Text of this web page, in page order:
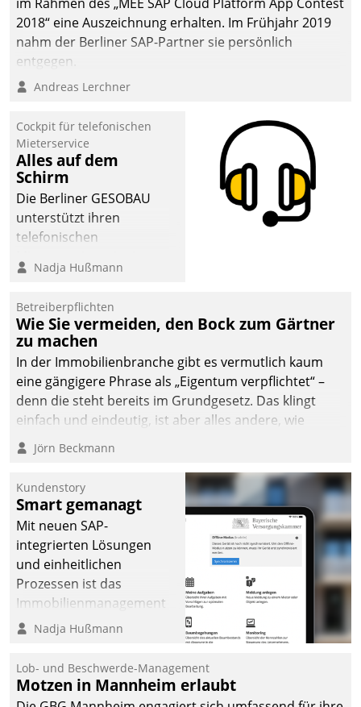
2018“ eine Auszeichnung erhalten. Im Frühjahr 2019
nahm der Berliner SAP-Partner sie persönlich
entgegen.
Andreas Lerchner
Cockpit für telefonischen
Mieterservice
Alles auf dem
Schirm
Die Berliner GESOBAU
unterstützt ihren
telefonischen
digitalen Cockpit, das
passende Fragen und
Schlagworte auswirft.
Eine intuitive
Dialogführung ermöglicht
dem externen
Serviceteam, Anrufe von
Mietenden zügiger und
effizienter zu bearbeiten.
Nadja Hußmann
Betreiberpflichten
Wie Sie vermeiden, den Bock zum Gärtner
zu machen
In der Immobilienbranche gibt es vermutlich kaum
eine gängigere Phrase als „Eigentum verpflichtet“ –
denn die steht bereits im Grundgesetz. Das klingt
einfach und eindeutig, ist aber alles andere, wie
Branchenbeschäftigte wissen. Denn mit der
Verantwortung folgen Verpflichtungen.
Jörn Beckmann
Kundenstory
Smart gemanagt
Mit neuen SAP-
integrierten Lösungen
und einheitlichen
Prozessen ist das
Immobilienmanagement
der Bayerischen
Ressort Kapitalanlage für
künftige Aufgaben und
Herausforderungen
Nadja Hußmann
Lob- und Beschwerde-Management
Motzen in Mannheim erlaubt